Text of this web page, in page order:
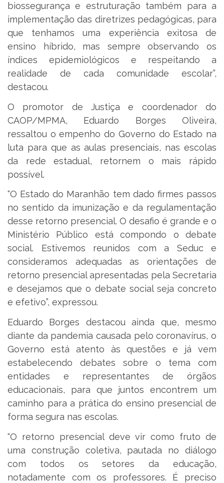
biossegurança e estruturação também para a
implementação das diretrizes pedagógicas, para
que tenhamos uma experiência exitosa de
ensino híbrido, mas sempre observando os
índices epidemiológicos e respeitando a
realidade de cada comunidade escolar”,
destacou.
O promotor de Justiça e coordenador do
CAOP/MPMA, Eduardo Borges Oliveira,
ressaltou o empenho do Governo do Estado na
luta para que as aulas presenciais, nas escolas
da rede estadual, retornem o mais rápido
possível.
“O Estado do Maranhão tem dado firmes passos
no sentido da imunização e da regulamentação
desse retorno presencial. O desafio é grande e o
Ministério Público está compondo o debate
social. Estivemos reunidos com a Seduc e
consideramos adequadas as orientações de
retorno presencial apresentadas pela Secretaria
e desejamos que o debate social seja concreto
e efetivo”, expressou.
Eduardo Borges destacou ainda que, mesmo
diante da pandemia causada pelo coronavírus, o
Governo está atento às questões e já vem
estabelecendo debates sobre o tema com
entidades e representantes de órgãos
educacionais, para que juntos encontrem um
caminho para a prática do ensino presencial de
forma segura nas escolas.
“O retorno presencial deve vir como fruto de
uma construção coletiva, pautada no diálogo
com todos os setores da educação,
notadamente com os professores. É preciso